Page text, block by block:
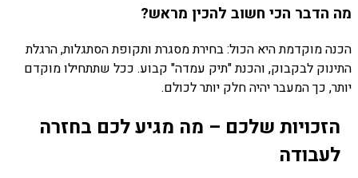
מה הדבר הכי חשוב להכין מראש?
הכנה מוקדמת היא הכול: בחירת מסגרת ותקופת הסתגלות, הרגלת
התינוק לבקבוק, והכנת "תיק עמדה" קבוע. ככל שתתחילו מוקדם
יותר, כך המעבר יהיה חלק יותר לכולם.
הזכויות שלכם – מה מגיע לכם בחזרה
לעבודה